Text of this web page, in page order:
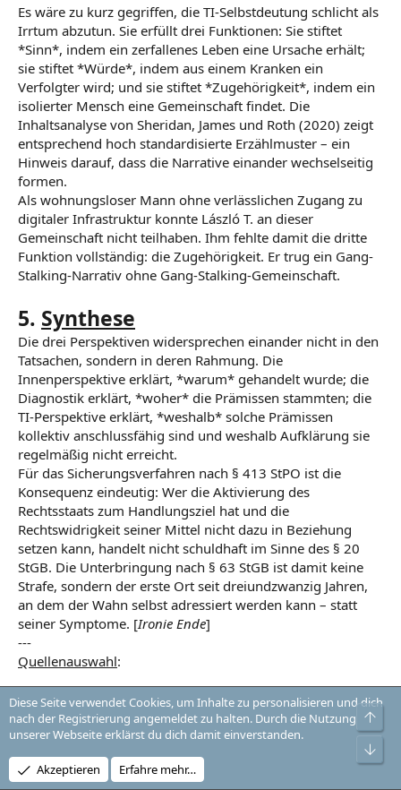
Es wäre zu kurz gegriffen, die TI-Selbstdeutung schlicht als
Irrtum abzutun. Sie erfüllt drei Funktionen: Sie stiftet
*Sinn*, indem ein zerfallenes Leben eine Ursache erhält;
sie stiftet *Würde*, indem aus einem Kranken ein
Verfolgter wird; und sie stiftet *Zugehörigkeit*, indem ein
isolierter Mensch eine Gemeinschaft findet. Die
Inhaltsanalyse von Sheridan, James und Roth (2020) zeigt
entsprechend hoch standardisierte Erzählmuster – ein
Hinweis darauf, dass die Narrative einander wechselseitig
formen.
Als wohnungsloser Mann ohne verlässlichen Zugang zu
digitaler Infrastruktur konnte László T. an dieser
Gemeinschaft nicht teilhaben. Ihm fehlte damit die dritte
Funktion vollständig: die Zugehörigkeit. Er trug ein Gang-
Stalking-Narrativ ohne Gang-Stalking-Gemeinschaft.
5. Synthese
Die drei Perspektiven widersprechen einander nicht in den
Tatsachen, sondern in deren Rahmung. Die
Innenperspektive erklärt, *warum* gehandelt wurde; die
Diagnostik erklärt, *woher* die Prämissen stammten; die
TI-Perspektive erklärt, *weshalb* solche Prämissen
kollektiv anschlussfähig sind und weshalb Aufklärung sie
regelmäßig nicht erreicht.
Für das Sicherungsverfahren nach § 413 StPO ist die
Konsequenz eindeutig: Wer die Aktivierung des
Rechtsstaats zum Handlungsziel hat und die
Rechtswidrigkeit seiner Mittel nicht dazu in Beziehung
setzen kann, handelt nicht schuldhaft im Sinne des § 20
StGB. Die Unterbringung nach § 63 StGB ist damit keine
Strafe, sondern der erste Ort seit dreiundzwanzig Jahren,
an dem der Wahn selbst adressiert werden kann – statt
seiner Symptome. [Ironie Ende]
---
Quellenauswahl:
May, Iris (2026). „Prozess am Kriminalgericht: Die
Geschichte des Berliner Kältebus-Brandstifters ist
kaum zu begreifen", In: Berliner Morgenpost
https://www.morgenpost.de/bezirke/m...traurige-
Diese Seite verwendet Cookies, um Inhalte zu personalisieren und dich
nach der Registrierung angemeldet zu halten. Durch die Nutzung
unserer Webseite erklärst du dich damit einverstanden.
Akzeptieren Erfahre mehr…